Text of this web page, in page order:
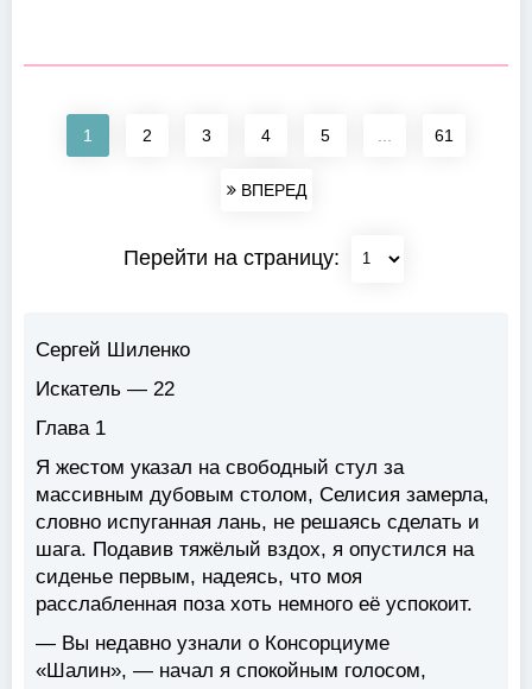
1 2 3 4 5 61
ВПЕРЕД
Перейти на страницу:
Сергей Шиленко
Искатель — 22
Глава 1
Я жестом указал на свободный стул за
массивным дубовым столом, Селисия замерла,
словно испуганная лань, не решаясь сделать и
шага. Подавив тяжёлый вздох, я опустился на
сиденье первым, надеясь, что моя
расслабленная поза хоть немного её успокоит.
— Вы недавно узнали о Консорциуме
«Шалин», — начал я спокойным голосом,